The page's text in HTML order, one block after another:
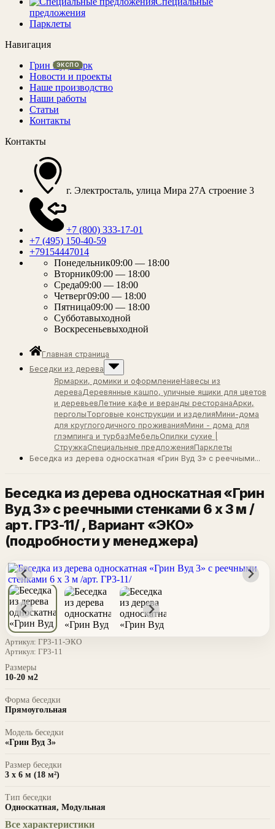
предложения
Парклеты
Навигация
Грин Вуд Парк
Новости и проекты
Наше производство
Наши работы
Статьи
Контакты
Контакты
г. Электросталь, улица Мира 27А строение 3
+7 (800) 333-17-01
+7 (495) 150-40-59
+79154447014
Понедельник09:00 — 18:00
Вторник09:00 — 18:00
Среда09:00 — 18:00
Четверг09:00 — 18:00
Пятница09:00 — 18:00
Субботавыходной
Воскресеньевыходной
Главная страница
Беседки из дерева
Ярмарки, домики и оформлениеНавесы из
дерева Деревянные кашпо, уличные ящики для цветов
и деревьевЛетние кафе и веранды ресторанаАрки,
перголыТорговые конструкции и изделияМини-дома
для круглогодичного проживанияМини - дома для
глэмпинга и турбазМебельОпилки сухие |
СтружкаСпециальные предложенияПарклеты
Беседка из дерева односкатная «Грин Вуд 3» с реечными...
Беседка из дерева односкатная «Грин
Вуд 3» с реечными стенками 6 х 3 м /
арт. ГР3-11/, Вариант «ЭКО»
(подробности у менеджера)
Артикул: ГР3-11-ЭКО
Артикул: ГР3-11
Размеры
10-20 м2
Форма беседки
Прямоугольная
Модель беседки
«Грин Вуд 3»
Размер беседки
3 х 6 м (18 м²)
Тип беседки
Односкатная, Модульная
Все характеристики